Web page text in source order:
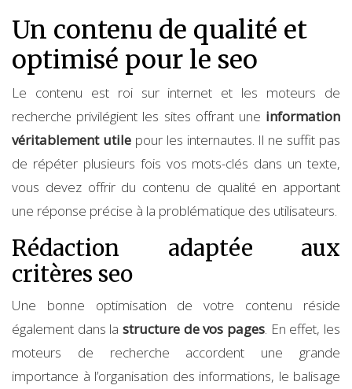
Un contenu de qualité et
optimisé pour le seo
Le contenu est roi sur internet et les moteurs de
recherche privilégient les sites offrant une information
véritablement utilepour les internautes. Il ne suffit pas
de répéter plusieurs fois vos mots-clés dans un texte,
vous devez offrir du contenu de qualité en apportant
une réponse précise à la problématique des utilisateurs.
Rédaction adaptée aux
critères seo
Une bonne optimisation de votre contenu réside
également dans la structure de vos pages. En effet, les
moteurs de recherche accordent une grande
importance à l’organisation des informations, le balisage